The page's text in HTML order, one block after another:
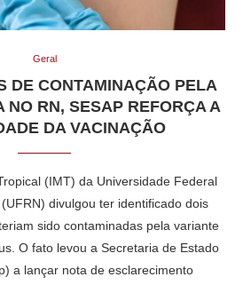
Geral
DE CONTAMINAÇÃO PELA
NO RN, SESAP REFORÇA A
DA VACINAÇÃO
(IMT) da Universidade Federal
divulgou ter identificado dois
sido contaminadas pela variante
O fato levou a Secretaria de Estado
a lançar nota de esclarecimento